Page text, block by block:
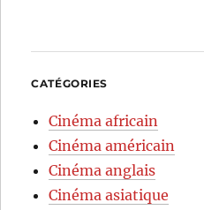
CATÉGORIES
Cinéma africain
Cinéma américain
Cinéma anglais
Cinéma asiatique